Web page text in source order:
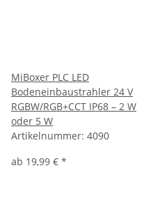
MiBoxer PLC LED
Bodeneinbaustrahler 24 V
RGBW/RGB+CCT IP68 – 2 W
oder 5 W
Artikelnummer: 4090
ab 19,99 € *